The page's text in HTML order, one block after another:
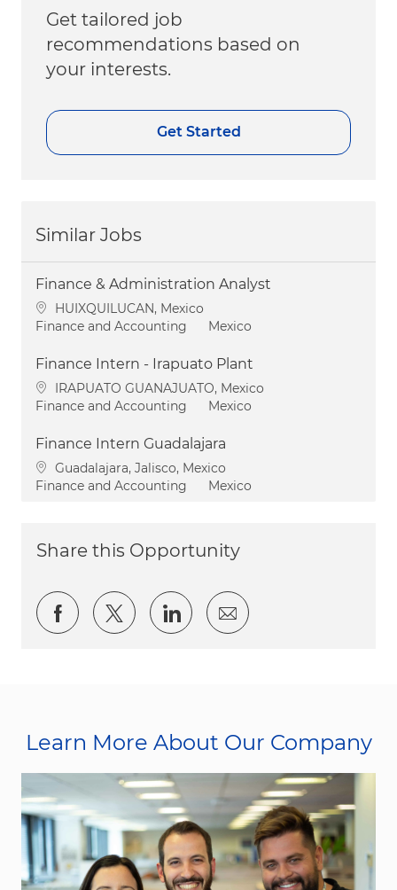
Get tailored job
recommendations based on
your interests.
Get Started
Similar Jobs
Finance & Administration Analyst
Location
HUIXQUILUCAN, Mexico
Category
Finance and Accounting Mexico
Finance Intern - Irapuato Plant
Location
IRAPUATO GUANAJUATO, Mexico
Category
Finance and Accounting Mexico
Finance Intern Guadalajara
Location
Guadalajara, Jalisco, Mexico
Category
Finance and Accounting Mexico
Share this Opportunity
Share via Facebook
Share via twitter
Share via LinkedIn
Share via email
Learn More About Our Company